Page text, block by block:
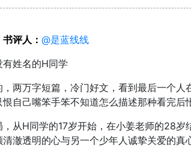
书评人 ： @是蓝线线
姓名的H同学
，两万字短篇，冷门好文，看到最后一个
自己嘴笨手笨不知道怎么描述那种看完后
从H同学的17岁开始，在小姜老师的28
清澈透明的心与另一个少年人诚挚关爱的